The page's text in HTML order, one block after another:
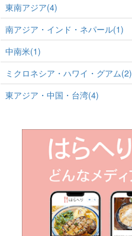
東南アジア(4)
南アジア・インド・ネパール(1)
中南米(1)
ミクロネシア・ハワイ・グアム(2)
東アジア・中国・台湾(4)